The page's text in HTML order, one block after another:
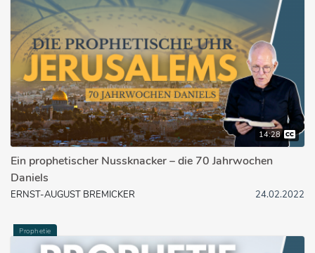
14:28
Ein prophetischer Nussknacker – die 70 Jahrwochen
Daniels
ERNST-AUGUST BREMICKER 24.02.2022
Prophetie